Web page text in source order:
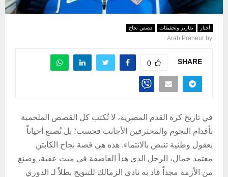
أخبار تقارير وتحقيقات قصص نجاح
by
Arab Preneur
SHARE
0
في تاريخ كرة القدم المصرية، لا تُكتب كل القصص الملحمية
بأقدام النجوم والمحترفين الأجانب فحسب؛ بل تُصنع أحياناً
بعقول وطنية تنبض بالانتماء. هذه هي قصة نجاح الكابتن
معتمد جمال، الرجل الذي هدأ العاصفة في ميت عقبة، وصنع
من الأزمة مجداً قاد به نادي الزمالك للتتويج بطلاً لـ الدوري